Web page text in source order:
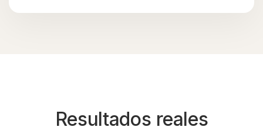
Resultados reales